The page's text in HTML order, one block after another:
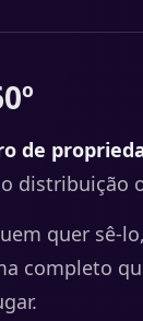
de
distribuição
quer sê-lo,
completo